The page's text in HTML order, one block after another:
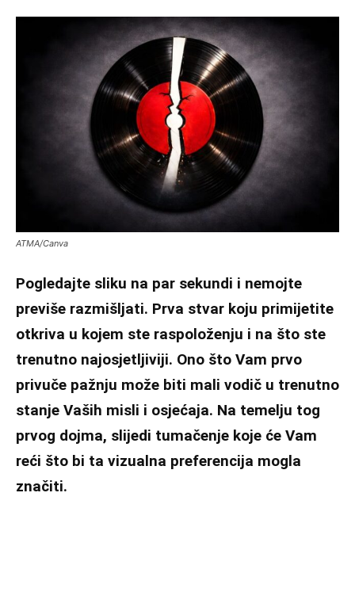
ATMA/Canva
Pogledajte sliku na par sekundi i nemojte
previše razmišljati. Prva stvar koju primijetite
otkriva u kojem ste raspoloženju i na što ste
trenutno najosjetljiviji. Ono što Vam prvo
privuče pažnju može biti mali vodič u trenutno
stanje Vaših misli i osjećaja. Na temelju tog
prvog dojma, slijedi tumačenje koje će Vam
reći što bi ta vizualna preferencija mogla
značiti.